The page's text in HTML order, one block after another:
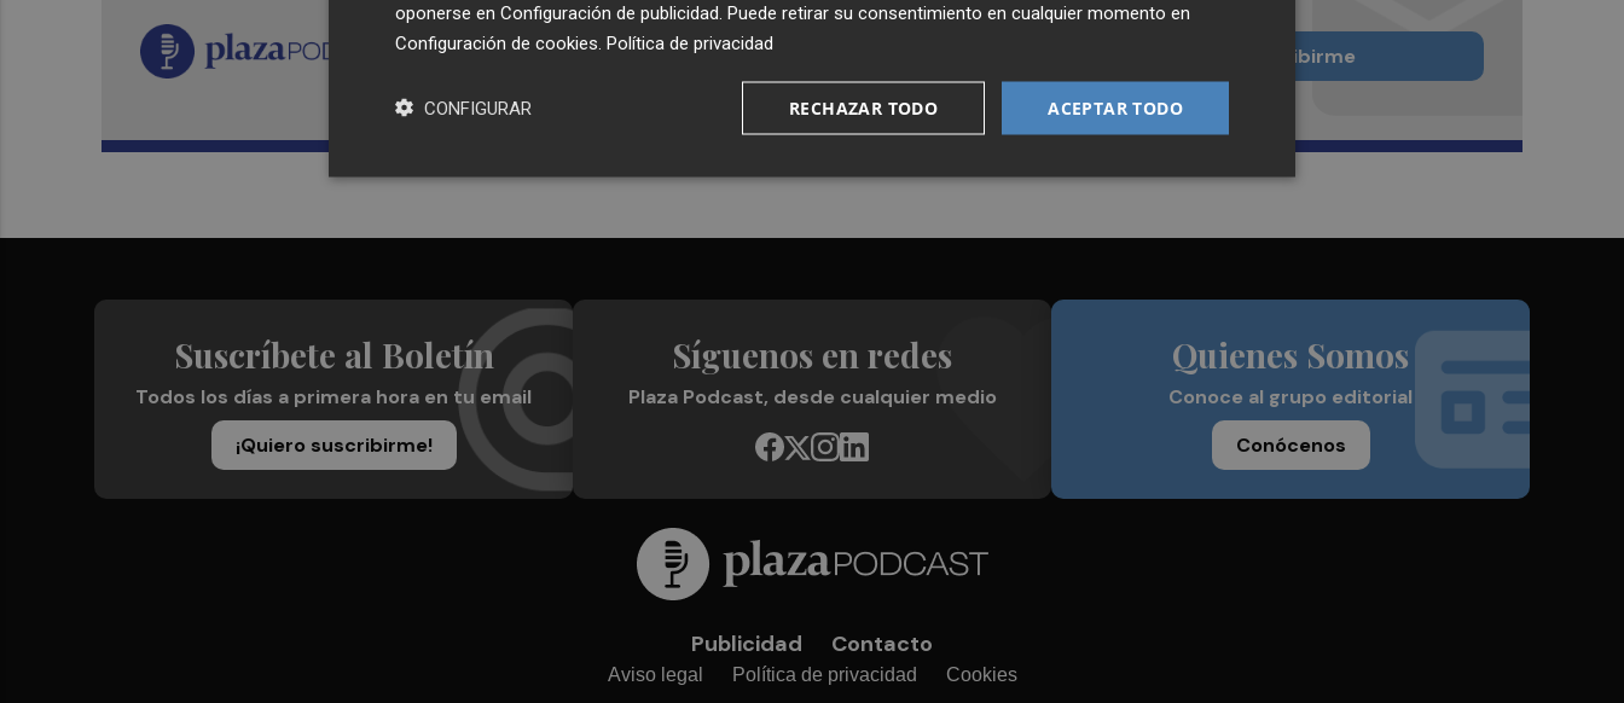
Recibe toda la actualidad de
Plaza Podcast en tu correo
Quiero suscribirme
Suscríbete al Boletín
Todos los días a primera hora en tu email
¡Quiero suscribirme!
Síguenos en redes
Plaza Podcast, desde cualquier medio
Quienes Somos
Conoce al grupo editorial
Conócenos
Publicidad Contacto
Aviso legal Política de privacidad Cookies
oponerse en Configuración de publicidad . Puede retirar su consentimiento en cualquier momento en
Configuración de cookies Política de privacidad
ACEPTAR TODO
RECHAZAR TODO
CONFIGURAR